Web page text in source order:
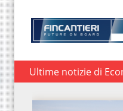
Ultime notizie di
Regolamento EUDR: